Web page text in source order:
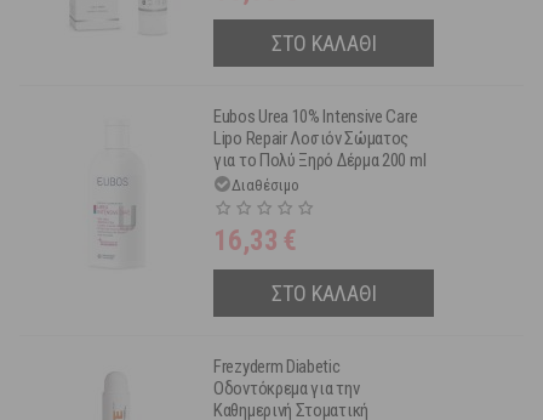
ΣΤΟ ΚΑΛΑΘΙ
Eubos Urea 10% Intensive Care
Lipo Repair Λοσιόν Σώματος
για το Πολύ Ξηρό Δέρμα 200 ml
Διαθέσιμο
16,33 €
ΣΤΟ ΚΑΛΑΘΙ
Frezyderm Diabetic
Οδοντόκρεμα για την
Καθημερινή Στοματική